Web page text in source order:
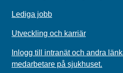
Lediga jobb
Utveckling och karriär
Inlogg till intranät och andra
medarbetare på sjukhuset.